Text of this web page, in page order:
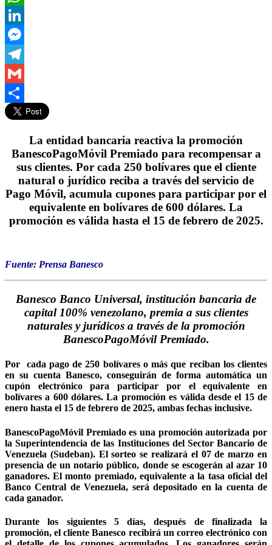
WhatsApp
LinkedIn
Messenger
Telegram
Gmail
Compartir
La entidad bancaria reactiva la promoción
BanescoPagoMóvil Premiado para recompensar a
sus clientes. Por cada 250 bolívares que el cliente
natural o jurídico reciba a través del servicio de
Pago Móvil, acumula cupones para participar por el
equivalente en bolívares de 600 dólares. La
promoción es válida hasta el 15 de febrero de 2025.
Fuente: Prensa Banesco
Banesco Banco Universal, institución bancaria de
capital 100% venezolano, premia a sus clientes
naturales y jurídicos a través de la promoción
BanescoPagoMóvil Premiado.
Por cada pago de 250 bolívares o más que reciban los clientes
en su cuenta Banesco, conseguirán de forma automática un
cupón electrónico para participar por el equivalente en
bolívares a 600 dólares. La promoción es válida desde el 15 de
enero hasta el 15 de febrero de 2025, ambas fechas inclusive.
BanescoPagoMóvil Premiado es una promoción autorizada por
la Superintendencia de las Instituciones del Sector Bancario de
Venezuela (Sudeban). El sorteo se realizará el 07 de marzo en
presencia de un notario público, donde se escogerán al azar 10
ganadores. El monto premiado, equivalente a la tasa oficial del
Banco Central de Venezuela, será depositado en la cuenta de
cada ganador.
Durante los siguientes 5 días, después de finalizada la
promoción, el cliente Banesco recibirá un correo electrónico con